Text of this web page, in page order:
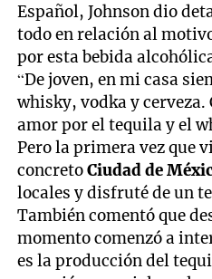
Español, Johnson dio
todo en relación al
por esta bebida
“De joven, en mi casa
whisky, vodka y cerveza.
amor por el tequila y el
Pero la primera vez que
concretoCiudad de
locales y disfruté de un
También comentó que
momento comenzó a
es la producción del